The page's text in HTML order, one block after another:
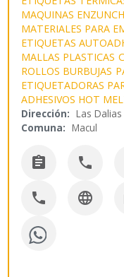
MAQUINAS
MATERIALES PARA
ETIQUETAS
MALLAS PLASTICAS
ROLLOS BURBUJAS
ETIQUETADORAS
ADHESIVOS HOT
Dirección: Las
Comuna: Macul
 
 